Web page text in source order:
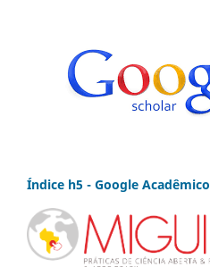
Índice h5 - Google Acadêmico